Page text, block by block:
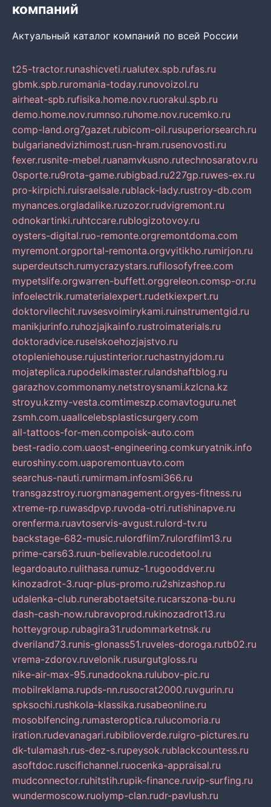
компаний
Актуальный каталог компаний по всей России
t25-tractor.runashicveti.rualutex.spb.rufas.ru
gbmk.spb.ruromania-today.runovoizol.ru
airheat-spb.rufisika.home.nov.ruorakul.spb.ru
demo.home.nov.rumnso.ruhome.nov.rucemko.ru
comp-land.org7gazet.rubicom-oil.rusuperiorsearch.ru
bulgarianedvizhimost.rusn-hram.rusenovosti.ru
fexer.rusnite-mebel.ruanamvkusno.rutechnosaratov.ru
0sporte.ru9rota-game.rubigbad.ru227gp.ruwes-ex.ru
pro-kirpichi.ruisraelsale.rublack-lady.rustroy-db.com
mynances.orgladalike.ruzozor.rudvigremont.ru
odnokartinki.ruhtccare.rublogizotovoy.ru
oysters-digital.ruo-remonte.orgremontdoma.com
myremont.orgportal-remonta.orgvyitikho.rumirjon.ru
superdeutsch.rumycrazystars.rufilosofyfree.com
mypetslife.orgwarren-buffett.orggreleon.comsp-or.ru
infoelectrik.rumaterialexpert.rudetkiexpert.ru
doktorvilechit.ruvsesvoimirykami.ruinstrumentgid.ru
manikjurinfo.ruhozjajkainfo.rustroimaterials.ru
doktoradvice.ruselskoehozjajstvo.ru
otopleniehouse.rujustinterior.ruchastnyjdom.ru
mojateplica.rupodelkimaster.rulandshaftblog.ru
garazhov.commonamy.netstroysnami.kzlcna.kz
stroyu.kzmy-vesta.comtimeszp.comavtoguru.net
zsmh.com.uaallcelebsplasticsurgery.com
all-tattoos-for-men.compoisk-auto.com
best-radio.com.uaost-engineering.comkuryatnik.info
euroshiny.com.uaporemontuavto.com
searchus-nauti.rumirmam.infosmi366.ru
transgazstroy.ruorgmanagement.orgyes-fitness.ru
xtreme-rp.ruwasdpvp.ruvoda-otri.rutishinapve.ru
orenferma.ruavtoservis-avgust.rulord-tv.ru
backstage-682-music.rulordfilm7.rulordfilm13.ru
prime-cars63.ruun-believable.rucodetool.ru
legardoauto.rulithasa.rumuz-1.rugooddver.ru
kinozadrot-3.ruqr-plus-promo.ru2shizashop.ru
udalenka-club.runerabotaetsite.rucarszona-bu.ru
dash-cash-now.rubravoprod.rukinozadrot13.ru
hotteygroup.rubagira31.rudommarketnsk.ru
dveriland73.runis-glonass51.ruveles-doroga.rutb02.ru
vrema-zdorov.ruvelonik.rusurgutgloss.ru
nike-air-max-95.runadookna.rulubov-pic.ru
mobilreklama.rupds-nn.rusocrat2000.ruvgurin.ru
spksochi.rushkola-klassika.rusabeonline.ru
mosoblfencing.rumasteroptica.rulucomoria.ru
iration.rudevanagari.rubiblioverde.ruigro-pictures.ru
dk-tulamash.rus-dez-s.rupeysok.rublackcountess.ru
asoftdoc.ruscifichannel.ruocenka-appraisal.ru
mudconnector.ruhitstih.rupik-finance.ruvip-surfing.ru
wundermoscow.ruolymp-clan.rudr-pavlush.ru